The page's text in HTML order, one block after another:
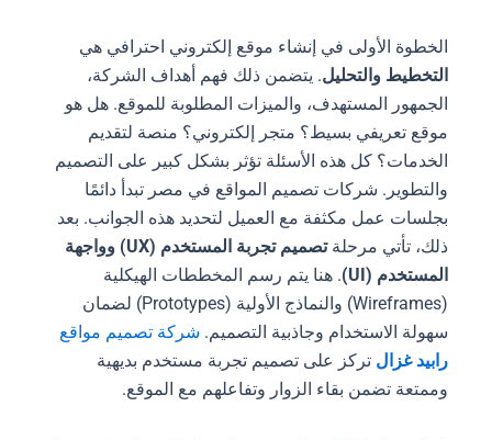
الخطوة الأولى في إنشاء موقع إلكتروني احترافي هي
التخطيط والتحليل. يتضمن ذلك فهم أهداف الشركة،
الجمهور المستهدف، والميزات المطلوبة للموقع. هل هو
موقع تعريفي بسيط؟ متجر إلكتروني؟ منصة لتقديم
الخدمات؟ كل هذه الأسئلة تؤثر بشكل كبير على التصميم
والتطوير. شركات تصميم المواقع في مصر تبدأ دائمًا
بجلسات عمل مكثفة مع العميل لتحديد هذه الجوانب. بعد
ذلك، تأتي مرحلة
تصميم تجربة المستخدم (UX) وواجهة
المستخدم (UI)
. هنا يتم رسم المخططات الهيكلية
(Wireframes) والنماذج الأولية (Prototypes) لضمان
سهولة الاستخدام وجاذبية التصميم.شركة تصميم مواقع
رابيد غزالتركز على تصميم تجربة مستخدم بديهية
وممتعة تضمن بقاء الزوار وتفاعلهم مع الموقع.